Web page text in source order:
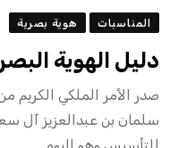
المناسبات هوية بصرية
دليل الهوية
صدر الأمر الملكي الكريم